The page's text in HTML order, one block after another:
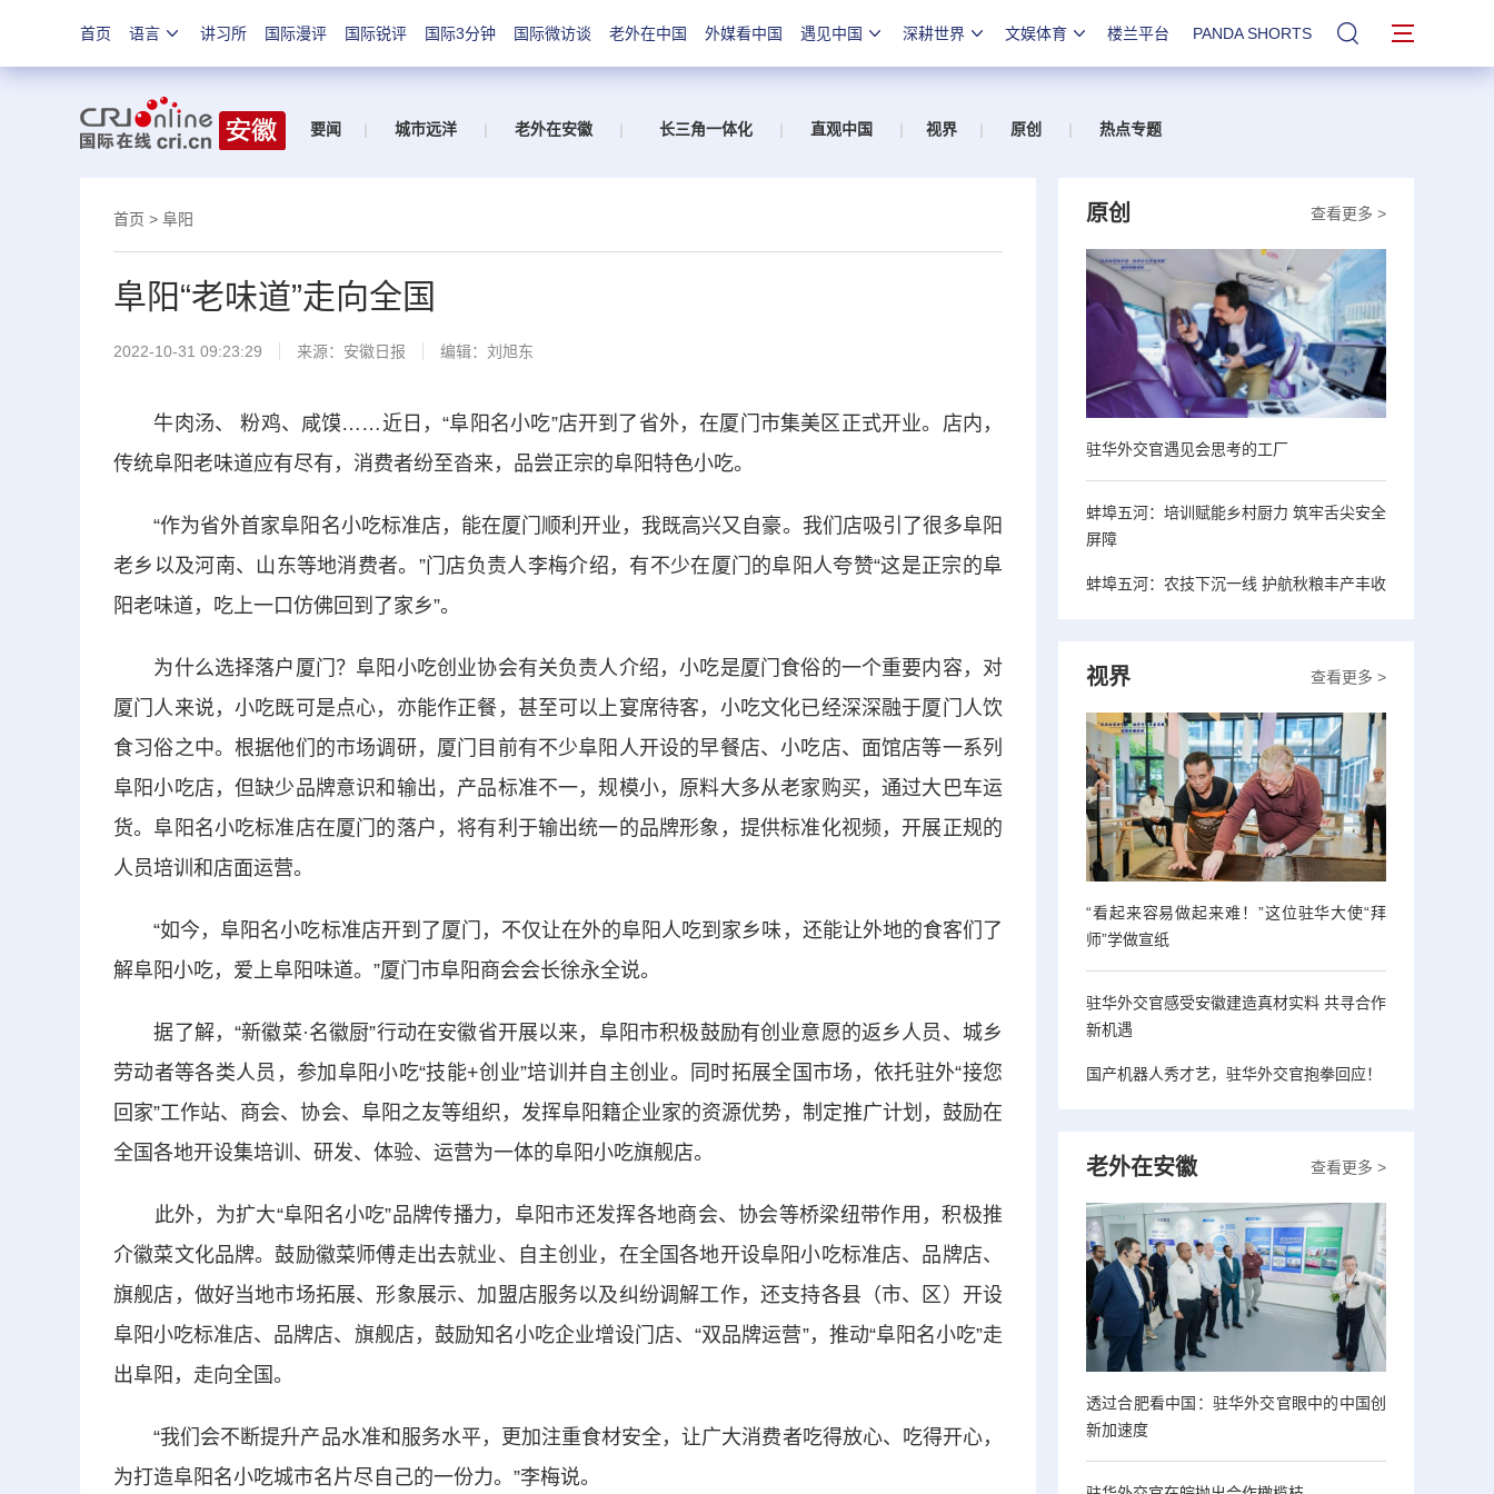
首页 语言 讲习所 国际漫评 国际锐评 国际3分钟 国际微访谈 老外在中国 外媒看中国 遇见中国 深耕世界 文娱体育 楼兰平台 PANDA SHORTS 站内搜索
要闻 | 城市远洋 | 老外在安徽 | 长三角一体化 | 直观中国 | 视界 | 原创 | 热点专题
首页 > 阜阳
阜阳“老味道”走向全国
2022-10-31 09:23:29 来源： 安徽日报 编辑：刘旭东
牛肉汤、 粉鸡、咸馍……近日，“阜阳名小吃”店开到了省外，在厦门市集美区正式开业。店内，
传统阜阳老味道应有尽有，消费者纷至沓来，品尝正宗的阜阳特色小吃。
“作为省外首家阜阳名小吃标准店，能在厦门顺利开业，我既高兴又自豪。我们店吸引了很多阜阳
老乡以及河南、山东等地消费者。”门店负责人李梅介绍，有不少在厦门的阜阳人夸赞“这是正宗的阜
阳老味道，吃上一口仿佛回到了家乡”。
为什么选择落户厦门？阜阳小吃创业协会有关负责人介绍，小吃是厦门食俗的一个重要内容，对
厦门人来说，小吃既可是点心，亦能作正餐，甚至可以上宴席待客，小吃文化已经深深融于厦门人饮
食习俗之中。根据他们的市场调研，厦门目前有不少阜阳人开设的早餐店、小吃店、面馆店等一系列
阜阳小吃店，但缺少品牌意识和输出，产品标准不一，规模小，原料大多从老家购买，通过大巴车运
货。阜阳名小吃标准店在厦门的落户，将有利于输出统一的品牌形象，提供标准化视频，开展正规的
人员培训和店面运营。
“如今，阜阳名小吃标准店开到了厦门，不仅让在外的阜阳人吃到家乡味，还能让外地的食客们了
解阜阳小吃，爱上阜阳味道。”厦门市阜阳商会会长徐永全说。
据了解，“新徽菜·名徽厨”行动在安徽省开展以来，阜阳市积极鼓励有创业意愿的返乡人员、城乡
劳动者等各类人员，参加阜阳小吃“技能+创业”培训并自主创业。同时拓展全国市场，依托驻外“接您
回家”工作站、商会、协会、阜阳之友等组织，发挥阜阳籍企业家的资源优势，制定推广计划，鼓励在
全国各地开设集培训、研发、体验、运营为一体的阜阳小吃旗舰店。
此外，为扩大“阜阳名小吃”品牌传播力，阜阳市还发挥各地商会、协会等桥梁纽带作用，积极推
介徽菜文化品牌。鼓励徽菜师傅走出去就业、自主创业，在全国各地开设阜阳小吃标准店、品牌店、
旗舰店，做好当地市场拓展、形象展示、加盟店服务以及纠纷调解工作，还支持各县（市、区）开设
阜阳小吃标准店、品牌店、旗舰店，鼓励知名小吃企业增设门店、“双品牌运营”，推动“阜阳名小吃”走
出阜阳，走向全国。
“我们会不断提升产品水准和服务水平，更加注重食材安全，让广大消费者吃得放心、吃得开心，
为打造阜阳名小吃城市名片尽自己的一份力。”李梅说。
查看更多 >
原创
驻华外交官遇见会思考的工厂
蚌埠五河：培训赋能乡村厨力 筑牢舌尖安全
屏障
蚌埠五河：农技下沉一线 护航秋粮丰产丰收
查看更多 >
视界
“看起来容易做起来难！”这位驻华大使“拜
师”学做宣纸
驻华外交官感受安徽建造真材实料 共寻合作
新机遇
国产机器人秀才艺，驻华外交官抱拳回应！
查看更多 >
老外在安徽
透过合肥看中国：驻华外交官眼中的中国创
新加速度